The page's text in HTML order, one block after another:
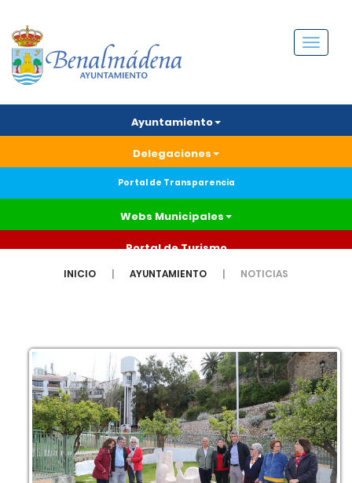
Menú
Ayuntamiento
Delegaciones
Portal de Transparencia
Webs Municipales
Portal de Turismo
INICIO AYUNTAMIENTO NOTICIAS